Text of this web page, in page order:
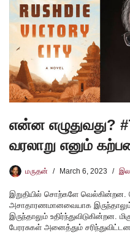
என்ன எழுதுவது?
வரலாறு எனும்
மருதன் March 6, 2023
இறுதியில் சொற்களே
அசாதாரணமானவையாக
இருந்தாலும் உதிர்ந்துவிடுகின்றன.
பேரரசுகள் அனைத்தும்